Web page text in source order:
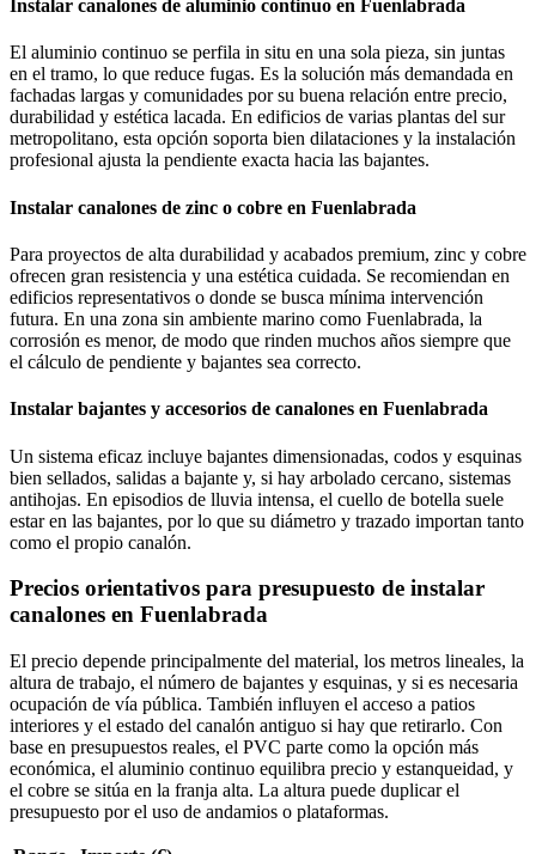
Instalar canalones de aluminio continuo en Fuenlabrada
El aluminio continuo se perfila in situ en una sola pieza, sin juntas
en el tramo, lo que reduce fugas. Es la solución más demandada en
fachadas largas y comunidades por su buena relación entre precio,
durabilidad y estética lacada. En edificios de varias plantas del sur
metropolitano, esta opción soporta bien dilataciones y la instalación
profesional ajusta la pendiente exacta hacia las bajantes.
Instalar canalones de zinc o cobre en Fuenlabrada
Para proyectos de alta durabilidad y acabados premium, zinc y cobre
ofrecen gran resistencia y una estética cuidada. Se recomiendan en
edificios representativos o donde se busca mínima intervención
futura. En una zona sin ambiente marino como Fuenlabrada, la
corrosión es menor, de modo que rinden muchos años siempre que
el cálculo de pendiente y bajantes sea correcto.
Instalar bajantes y accesorios de canalones en Fuenlabrada
Un sistema eficaz incluye bajantes dimensionadas, codos y esquinas
bien sellados, salidas a bajante y, si hay arbolado cercano, sistemas
antihojas. En episodios de lluvia intensa, el cuello de botella suele
estar en las bajantes, por lo que su diámetro y trazado importan tanto
como el propio canalón.
Precios orientativos para presupuesto de instalar
canalones en Fuenlabrada
El precio depende principalmente del material, los metros lineales, la
altura de trabajo, el número de bajantes y esquinas, y si es necesaria
ocupación de vía pública. También influyen el acceso a patios
interiores y el estado del canalón antiguo si hay que retirarlo. Con
base en presupuestos reales, el PVC parte como la opción más
económica, el aluminio continuo equilibra precio y estanqueidad, y
el cobre se sitúa en la franja alta. La altura puede duplicar el
presupuesto por el uso de andamios o plataformas.